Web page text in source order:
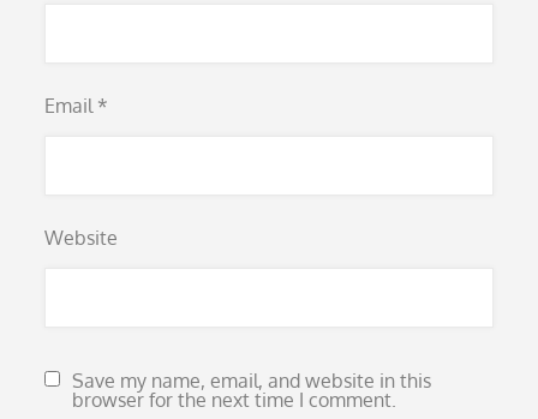
Email *
Website
Save my name, email, and website in this
browser for the next time I comment.